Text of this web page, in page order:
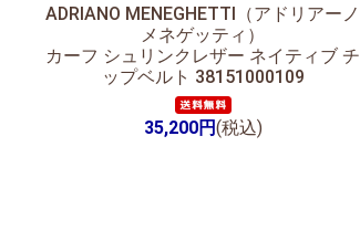
ADRIANO MENEGHETTI（アドリアーノ
メネゲッティ）
カーフ シュリンクレザー ネイティブ チ
ップベルト 38151000109
35,200円(税込)